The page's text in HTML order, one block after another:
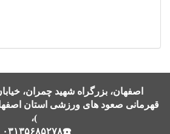
اصفهان، بزرگراه شهید چمران،
قهرمانی صعود های ورزشی استان
)،
☎️۰۳۱۳۵۶۸۵۲۷۸